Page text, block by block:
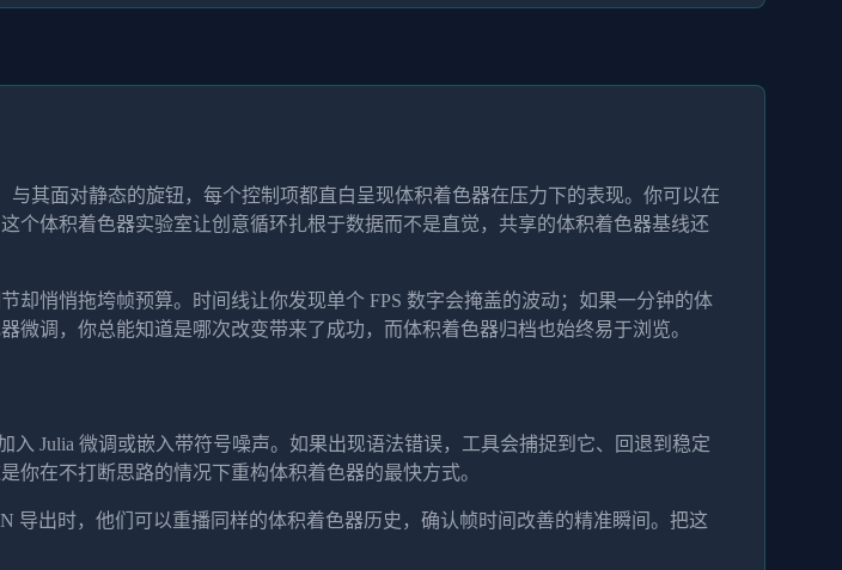
其面对静态的旋钮，每个控制项都直白呈现体积着色器在压力下的表现。你可以在
个体积着色器实验室让创意循环扎根于数据而不是直觉，共享的体积着色器基线还
悄悄拖垮帧预算。时间线让你发现单个 FPS 数字会掩盖的波动；如果一分钟的体
调，你总能知道是哪次改变带来了成功，而体积着色器归档也始终易于浏览。
Julia 微调或嵌入带符号噪声。如果出现语法错误，工具会捕捉到它、回退到稳定
你在不打断思路的情况下重构体积着色器的最快方式。
导出时，他们可以重播同样的体积着色器历史，确认帧时间改善的精准瞬间。把这